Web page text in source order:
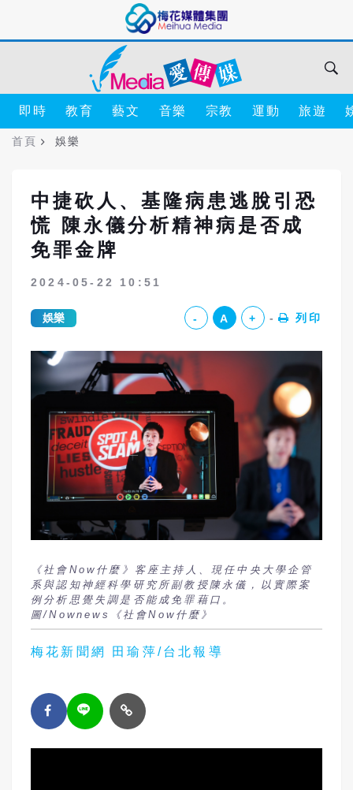
即時 教育 藝文 音樂 宗教 運動 旅遊
首頁 娛樂
中捷砍人、基隆病患逃脫引恐
慌 陳永儀分析精神病是否成
免罪金牌
2024-05-22 10:51
娛樂 - A + 列印
《社會Now什麼》客座主持人、現任中央大學企管
系與認知神經科學研究所副教授陳永儀，以實際案
例分析思覺失調是否能成免罪藉口。
圖/Nownews《社會Now什麼》
梅花新聞網 田瑜萍/台北報導